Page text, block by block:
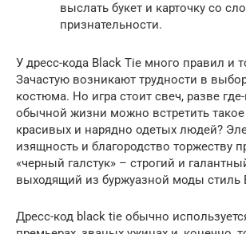
выслать букет и карточку со
признательности.
У дресс-кода Black Tie много правил и
Зачастую возникают трудности в
костюма. Но игра стоит свеч, разве
обычной жизни можно встретить такое
красивых и нарядно одетых людей?
изящность и благородство торжеству
«черный галстук» – строгий и
выходящий из буржуазной моды стиль
Дресс-код black tie обычно